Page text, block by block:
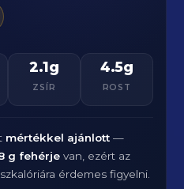
2.1g
ZSÍR
4.5g
ROST
mértékkel ajánlott —
g fehérje van, ezért az
érdemes figyelni.